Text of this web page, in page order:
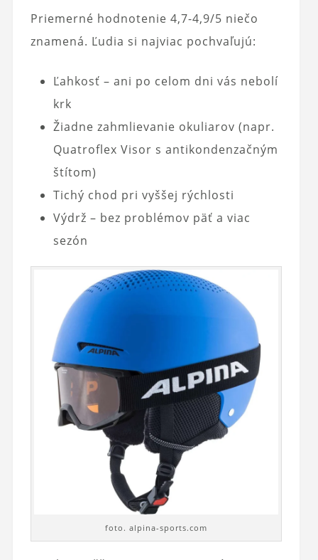
Priemerné hodnotenie 4,7-4,9/5 niečo
znamená. Ľudia si najviac pochvaľujú:
Ľahkosť – ani po celom dni vás nebolí
krk
Žiadne zahmlievanie okuliarov (napr.
Quatroflex Visor s antikondenzačným
štítom)
Tichý chod pri vyššej rýchlosti
Výdrž – bez problémov päť a viac
sezón
foto. alpina-sports.com